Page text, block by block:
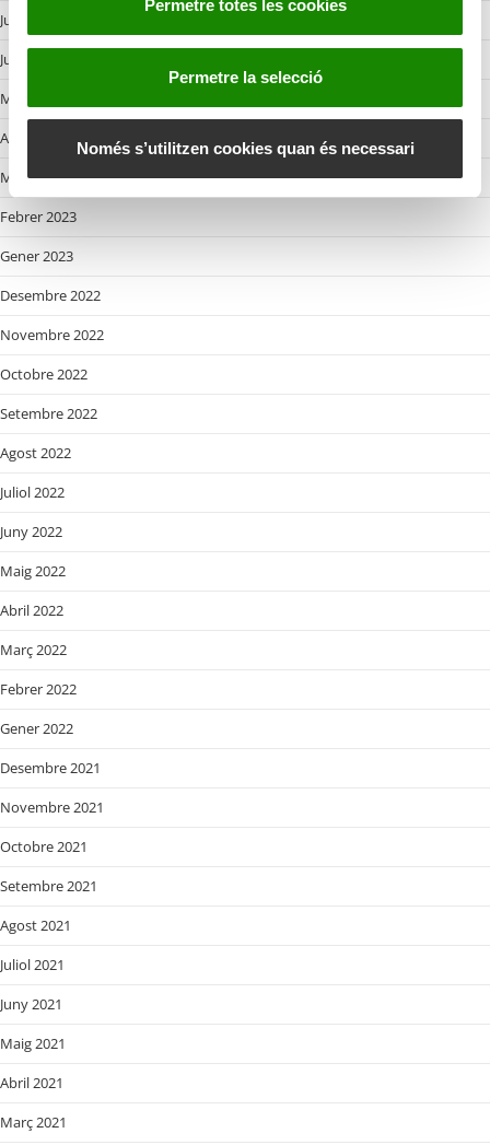
i
m
n
t
Permetre totes les cookies
Permetre la selecció
Només s’utilitzen cookies quan és necessari
Juliol 2023
Juny 2023
Maig 2023
Abril 2023
Març 2023
Febrer 2023
Gener 2023
Desembre 2022
Novembre 2022
Octobre 2022
Setembre 2022
Agost 2022
Juliol 2022
Juny 2022
Maig 2022
Abril 2022
Març 2022
Febrer 2022
Gener 2022
Desembre 2021
Novembre 2021
Octobre 2021
Setembre 2021
Agost 2021
Juliol 2021
Juny 2021
Maig 2021
Abril 2021
Març 2021